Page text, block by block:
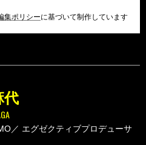
集ポリシーに基づいて制作しています
代
／ エグゼクティブプロデューサ